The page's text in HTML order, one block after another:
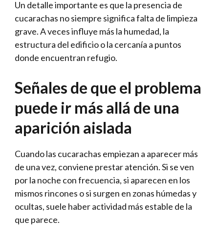
Un detalle importante es que la presencia de
cucarachas no siempre significa falta de limpieza
grave. A veces influye más la humedad, la
estructura del edificio o la cercanía a puntos
donde encuentran refugio.
Señales de que el problema
puede ir más allá de una
aparición aislada
Cuando las cucarachas empiezan a aparecer más
de una vez, conviene prestar atención. Si se ven
por la noche con frecuencia, si aparecen en los
mismos rincones o si surgen en zonas húmedas y
ocultas, suele haber actividad más estable de la
que parece.